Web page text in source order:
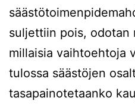
suljettiin pois, odotan
millaisia vaihtoehtoja
tulossa säästöjen
tasapainotetaanko